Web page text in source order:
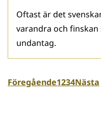
Oftast är det
varandra och finskan
undantag.
Föregående1234Nästa